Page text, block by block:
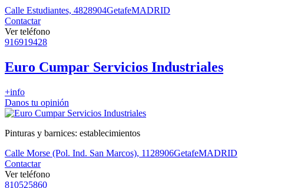
Calle Estudiantes, 4828904GetafeMADRID
Contactar
Ver teléfono
916919428
Euro Cumpar Servicios Industriales
+info
Danos tu opinión
Pinturas y barnices: establecimientos
Calle Morse (Pol. Ind. San Marcos), 11 28906GetafeMADRID
Contactar
Ver teléfono
810525860